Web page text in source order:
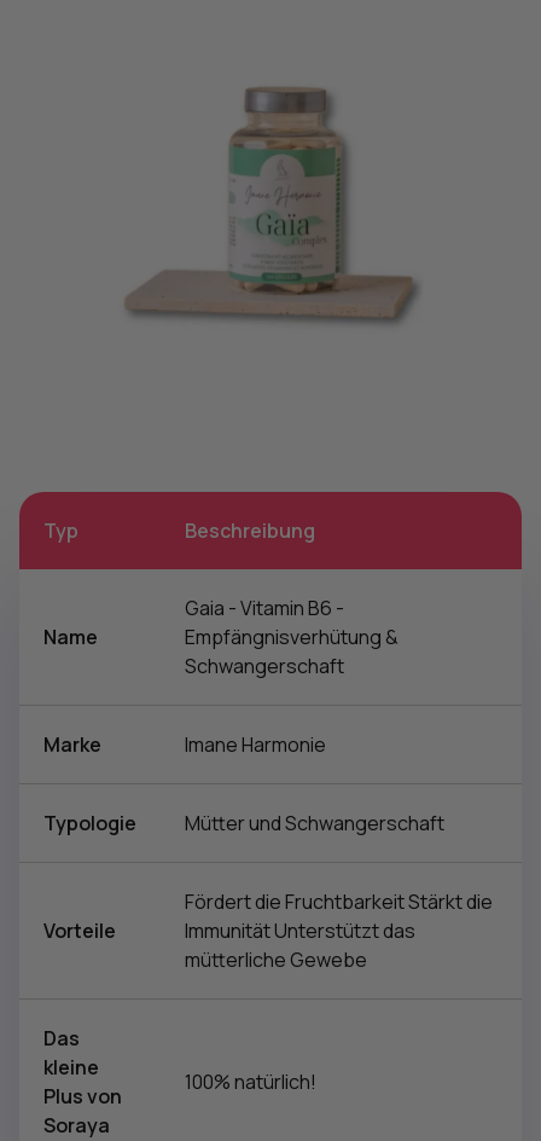
Typ Beschreibung
Name
Gaia - Vitamin B6 -
Empfängnisverhütung &
Schwangerschaft
Marke Imane Harmonie
Typologie Mütter und Schwangerschaft
Vorteile
Fördert die Fruchtbarkeit Stärkt die
Immunität Unterstützt das
mütterliche Gewebe
Das
kleine
Plus von
Soraya
100% natürlich!